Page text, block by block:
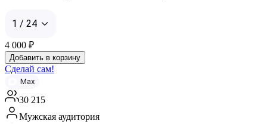
1 / 24
4 000 ₽
Добавить в корзину
Сделай сам!
Max
30 215
Мужская аудитория